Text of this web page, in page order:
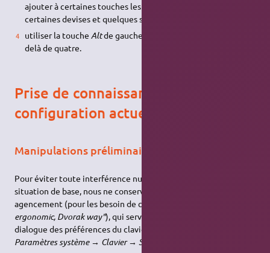
ajouter à certaines touches les symboles monétaires de
certaines devises et quelques symboles mathématiques.
utiliser la touche Altde gauche pour accéder aux niveaux au
delà de quatre.
Prise de connaissance de la
configuration actuelle
Manipulations préliminaires
Pour éviter toute interférence nuisible à la perception de la
situation de base, nous ne conserverons qu'un seul
agencement (pour les besoin de cet exemple
ergonomic, Dvorak way"), qui servira de base, en utilisant le
dialogue des préférences du clavier accessible par le menu
Paramètres système → Clavier → Saisie de texte